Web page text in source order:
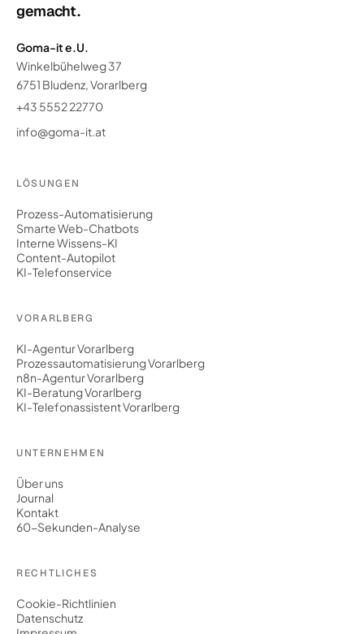
gemacht.
Goma-it e.U.
Winkelbühelweg 37
6751 Bludenz, Vorarlberg
+43 5552 22770
info@goma-it.at
LÖSUNGEN
Prozess-Automatisierung
Smarte Web-Chatbots
Interne Wissens-KI
Content-Autopilot
KI-Telefonservice
VORARLBERG
KI-Agentur Vorarlberg
Prozessautomatisierung Vorarlberg
n8n-Agentur Vorarlberg
KI-Beratung Vorarlberg
KI-Telefonassistent Vorarlberg
UNTERNEHMEN
Über uns
Journal
Kontakt
60-Sekunden-Analyse
RECHTLICHES
Cookie-Richtlinien
Datenschutz